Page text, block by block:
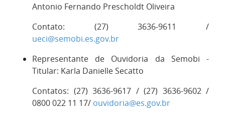
Antonio Fernando Prescholdt Oliveira
Contato: (27) 3636-9611 /
ueci@semobi.es.gov.br
Representante de Ouvidoria da Semobi -
Titular: Karla Danielle Secatto
Contatos: (27) 3636-9617 / (27) 3636-9602 /
0800 022 11 17/ ouvidoria@es.gov.br